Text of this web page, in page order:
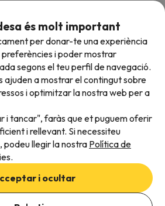
és molt important
per donar-te una experiència
i poder mostrar
segons el teu perfil de navegació.
ajuden a mostrar el contingut sobre
i optimitzar la nostra web per a
i tancar", faràs que et puguem oferir
i rellevant. Si necessiteu
podeu llegir la nostra Política de
i ocultar